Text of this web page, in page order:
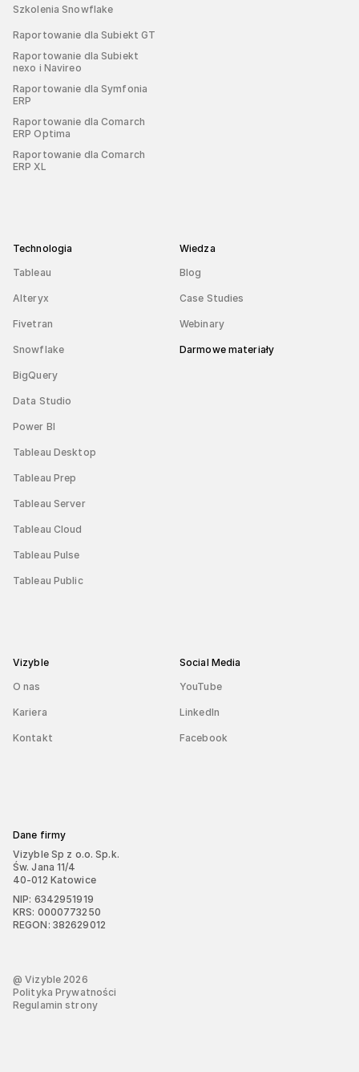
Szkolenia Snowflake
Raportowanie dla Subiekt GT
Raportowanie dla Subiekt
nexo i Navireo
Raportowanie dla Symfonia
ERP
Raportowanie dla Comarch
ERP Optima
Raportowanie dla Comarch
ERP XL
Technologia
Tableau
Alteryx
Fivetran
Snowflake
BigQuery
Data Studio
Power BI
Tableau Desktop
Tableau Prep
Tableau Server
Tableau Cloud
Tableau Pulse
Tableau Public
Wiedza
Blog
Case Studies
Webinary
Darmowe materiały
Vizyble
O nas
Kariera
Kontakt
Social Media
YouTube
LinkedIn
Facebook
Dane firmy
Vizyble Sp z o.o. Sp.k.
Św. Jana 11/4
40-012 Katowice
NIP: 6342951919
KRS: 0000773250
REGON: 382629012
@ Vizyble2026
Polityka Prywatności
Regulamin strony